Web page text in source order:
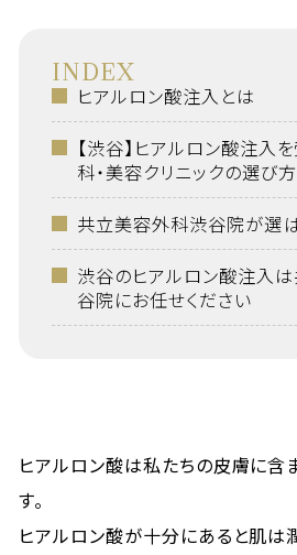
INDEX
ヒアルロン酸注入とは
【渋谷】ヒアルロン酸注入
科・美容クリニックの選び方
共立美容外科渋谷院が選
渋谷のヒアルロン酸注入
谷院にお任せください
ヒアルロン酸は私たちの皮膚に含
す。
ヒアルロン酸が十分にあると肌は